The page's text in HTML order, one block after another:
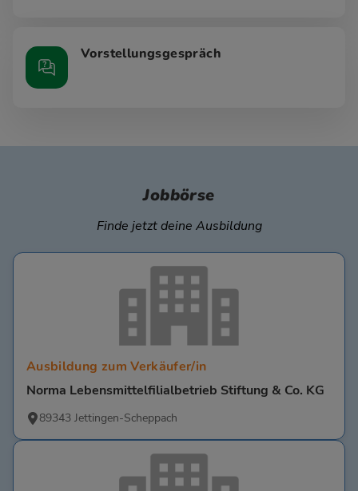
Vorstellungsgespräch
Jobbörse
Finde jetzt deine Ausbildung
Ausbildung zum Verkäufer/in
Norma Lebensmittelfilialbetrieb Stiftung & Co. KG
89343 Jettingen-Scheppach